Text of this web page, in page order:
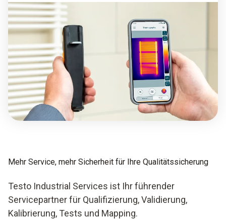
Mehr Service, mehr Sicherheit für Ihre Qualitätssicherung
Testo Industrial Services ist Ihr führender
Servicepartner für Qualifizierung, Validierung,
Kalibrierung, Tests und Mapping.